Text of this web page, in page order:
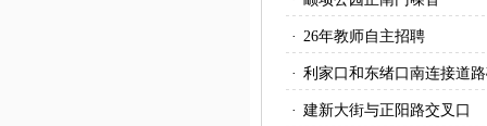
· 26年教师自主招聘
· 利家口和东绪口南连接道
· 建新大街与正阳路交叉口